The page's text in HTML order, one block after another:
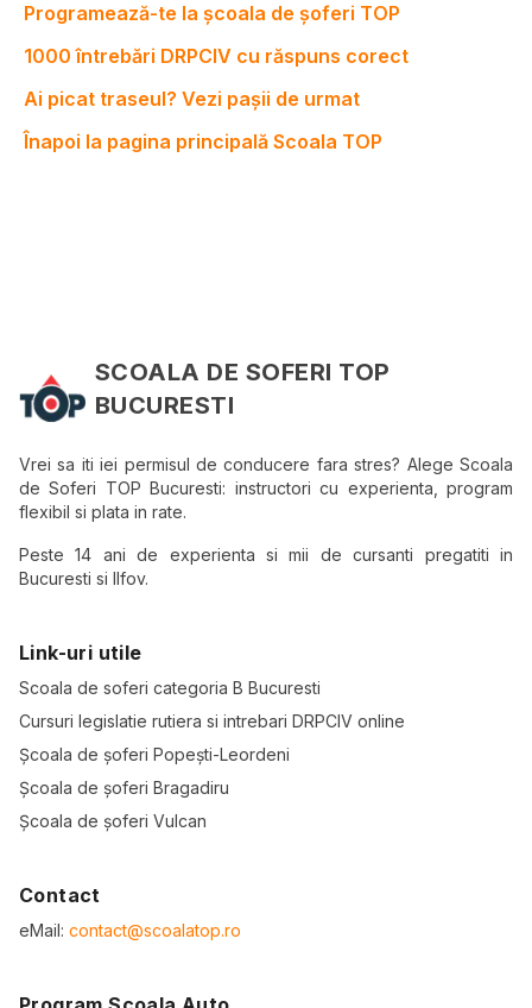
Programează-te la școala de șoferi TOP
1000 întrebări DRPCIV cu răspuns corect
Ai picat traseul? Vezi pașii de urmat
Înapoi la pagina principală Scoala TOP
SCOALA DE SOFERI TOP
BUCURESTI
Vrei sa iti iei permisul de conducere fara stres? Alege Scoala
de Soferi TOP Bucuresti: instructori cu experienta, program
flexibil si plata in rate.
Peste 14 ani de experienta si mii de cursanti pregatiti in
Bucuresti si Ilfov.
Link-uri utile
Scoala de soferi categoria B Bucuresti
Cursuri legislatie rutiera si intrebari DRPCIV online
Școala de șoferi Popești-Leordeni
Școala de șoferi Bragadiru
Școala de șoferi Vulcan
Contact
eMail: contact@scoalatop.ro